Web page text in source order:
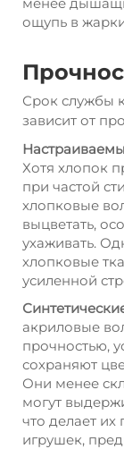
ощупь в
Срок службы
зависит от
Хотя хлопок
при частой
хлопковые
выцветать,
ухаживать.
хлопковые
усиленной
акриловые
прочностью,
сохраняют
Они менее
могут
что делает
игрушек,